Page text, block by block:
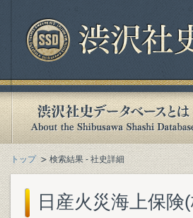
トップ 検索結果 - 社史詳細
日産火災海上保